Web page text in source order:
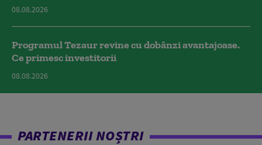
08.08.2026
Programul Tezaur revine cu dobânzi avantajoase.
Ce primesc investitorii
08.08.2026
PARTENERII NOȘTRI